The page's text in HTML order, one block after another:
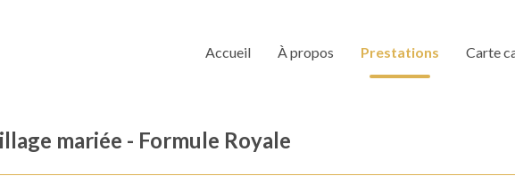
Accueil À propos Prestations Carte
mariée - Formule Royale